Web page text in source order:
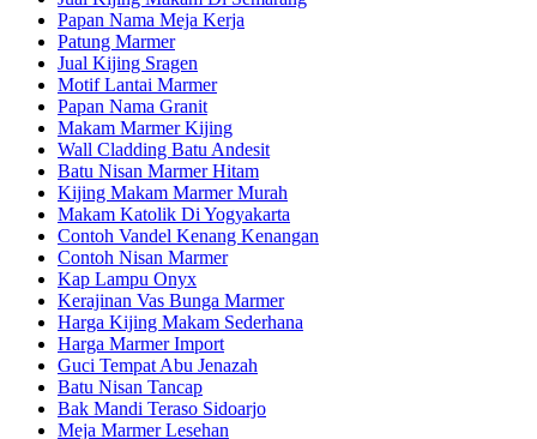
Papan Nama Meja Kerja
Patung Marmer
Jual Kijing Sragen
Motif Lantai Marmer
Papan Nama Granit
Makam Marmer Kijing
Wall Cladding Batu Andesit
Batu Nisan Marmer Hitam
Kijing Makam Marmer Murah
Makam Katolik Di Yogyakarta
Contoh Vandel Kenang Kenangan
Contoh Nisan Marmer
Kap Lampu Onyx
Kerajinan Vas Bunga Marmer
Harga Kijing Makam Sederhana
Harga Marmer Import
Guci Tempat Abu Jenazah
Batu Nisan Tancap
Bak Mandi Teraso Sidoarjo
Meja Marmer Lesehan